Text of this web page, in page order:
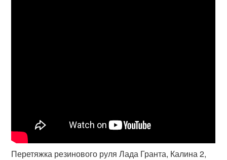
Перетяжка резинового руля Лада Гранта, Калина 2,